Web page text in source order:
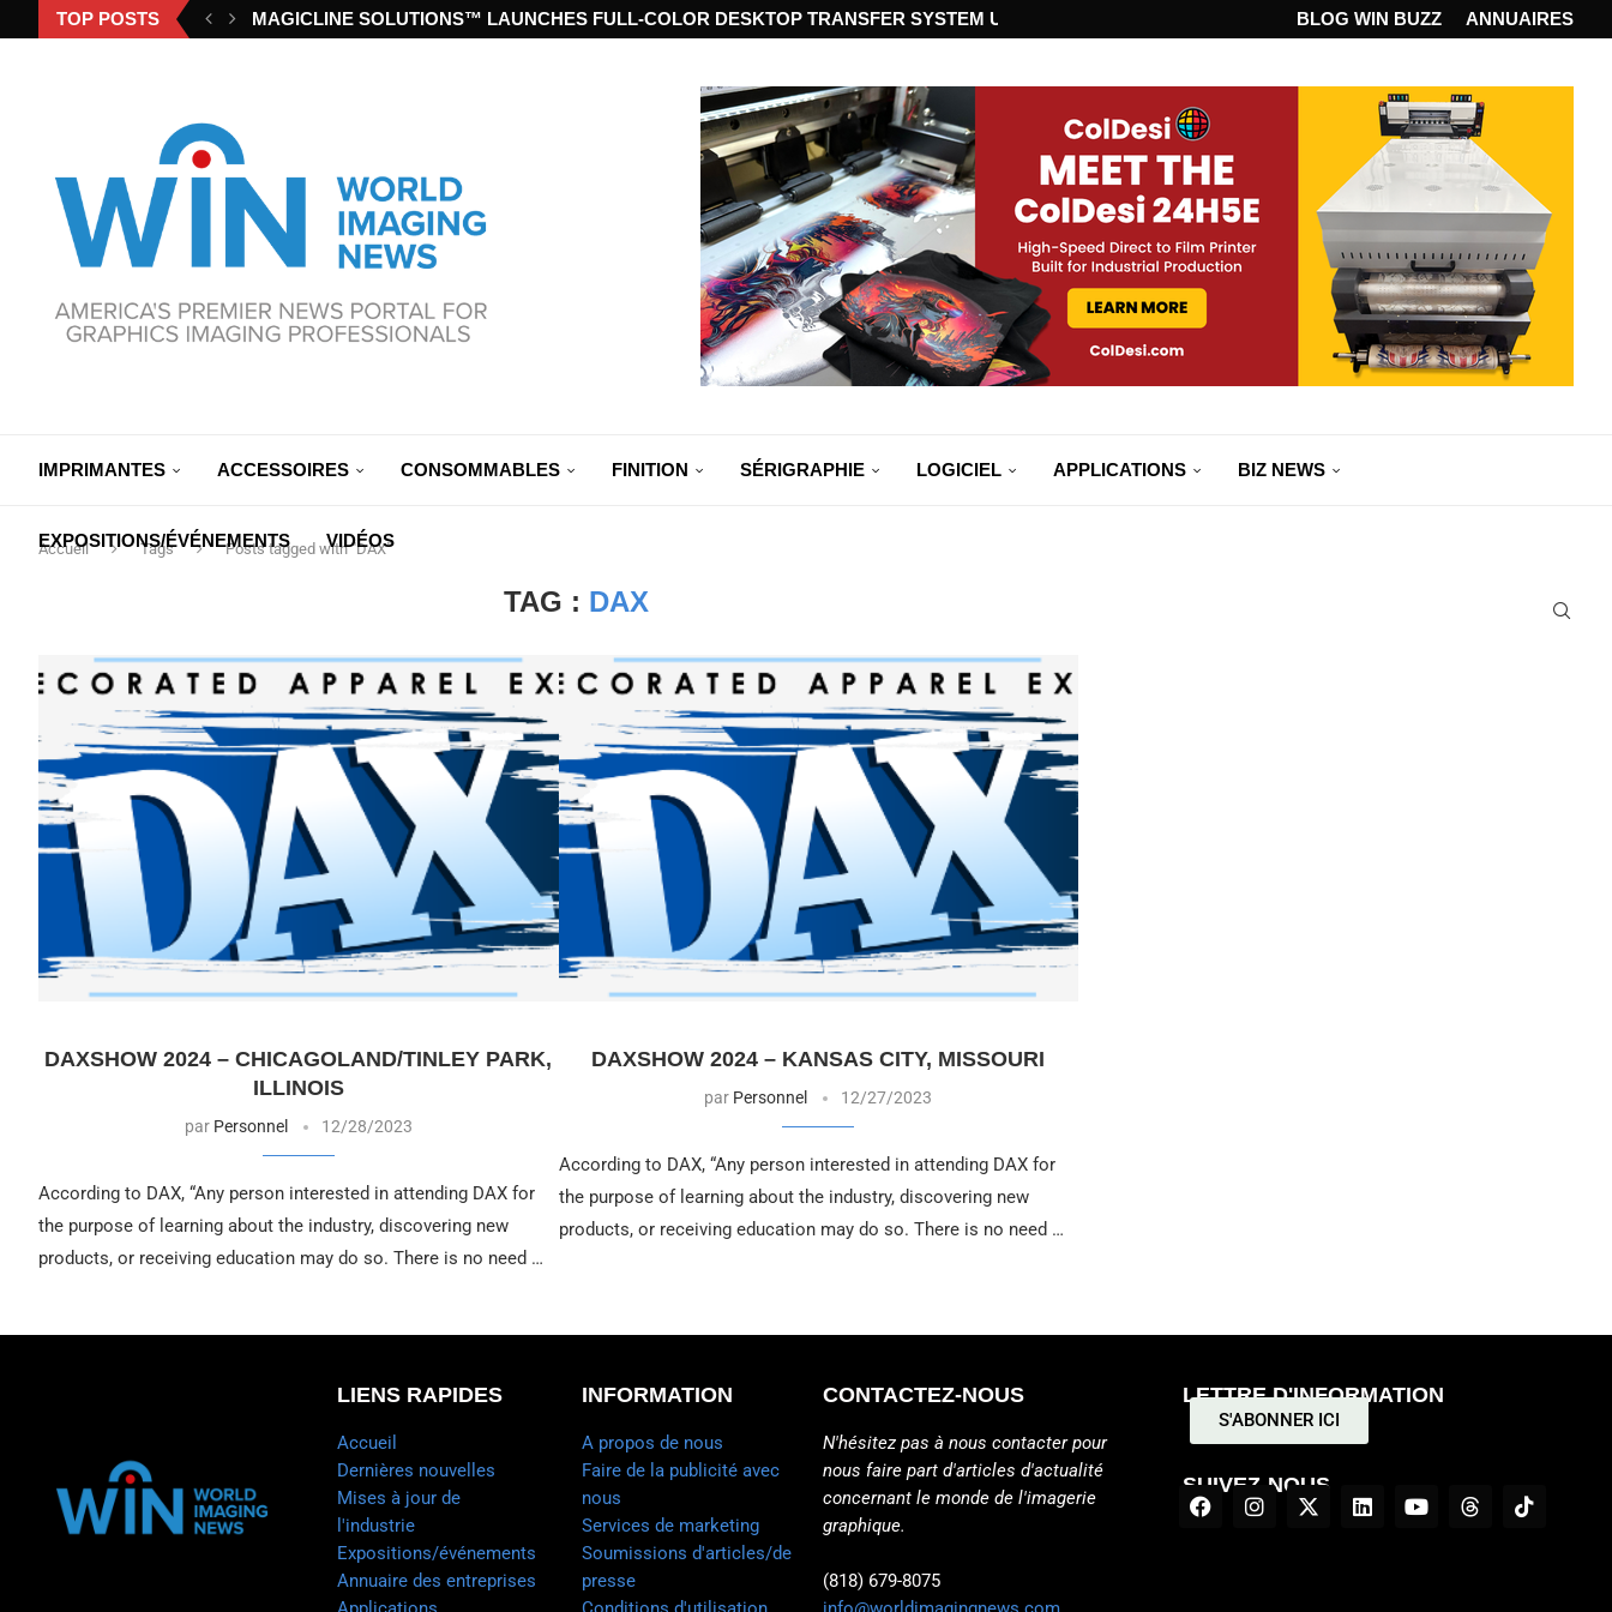
TOP POSTS MAGICLINE SOLUTIONS™ LAUNCHES FULL-COLOR DESKTOP TRANSFER SYSTEM USING STANDARD... BLOG WIN BUZZ ANNUAIRES
IMPRIMANTES ACCESSOIRES CONSOMMABLES FINITION SÉRIGRAPHIE LOGICIEL APPLICATIONS BIZ NEWS
EXPOSITIONS/ÉVÉNEMENTS VIDÉOS
Accueil Tags Posts tagged with "DAX"
TAG : DAX
DAXSHOW 2024 – CHICAGOLAND/TINLEY PARK,
ILLINOIS
par Personnel 12/28/2023
According to DAX, “Any person interested in attending DAX for
the purpose of learning about the industry, discovering new
products, or receiving education may do so. There is no need …
DAXSHOW 2024 – KANSAS CITY, MISSOURI
par Personnel 12/27/2023
According to DAX, “Any person interested in attending DAX for
the purpose of learning about the industry, discovering new
products, or receiving education may do so. There is no need …
LIENS RAPIDES
Accueil
Dernières nouvelles
Mises à jour de
l'industrie
Expositions/événements
Annuaire des entreprises
INFORMATION
A propos de nous
Faire de la publicité avec
nous
Services de marketing
Soumissions d'articles/de
presse
CONTACTEZ-NOUS
N'hésitez pas à nous contacter pour
nous faire part d'articles d'actualité
concernant le monde de l'imagerie
graphique.
(818) 679-8075
LETTRE D'INFORMATION
S'ABONNER ICI
SUIVEZ-NOUS